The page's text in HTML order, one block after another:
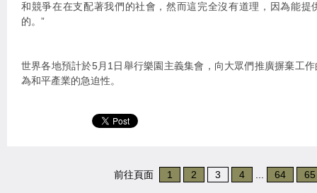
和競爭在在支配著我們的社會，然而這完全沒有道理，因為能提
的。”
世界各地預計於5月1日舉行樂園主義集會，向大眾們推廣摒棄工
為和平產業的急迫性。
前往頁面 1 2 3 4 64 65